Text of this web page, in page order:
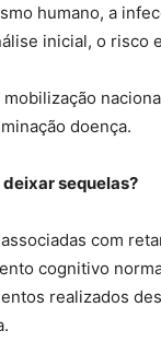
humano, a
inicial, o risco
doença.
sequelas?
com
cognitivo
realizados